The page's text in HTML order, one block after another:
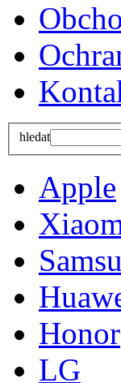
hledat
Apple
Honor
LG